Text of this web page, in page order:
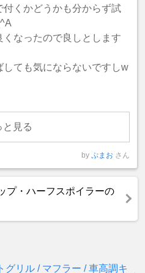
くかどうかも分からず試
なったので良しとします
しても気にならないですしw
と見る
by ぷまお さん
プ・ハーフスポイラーの
リル / マフラー / 車高調キ